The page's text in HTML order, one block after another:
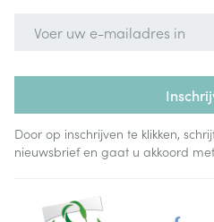
Door op inschrijven te klikken,
nieuwsbrief en gaat u akkoord